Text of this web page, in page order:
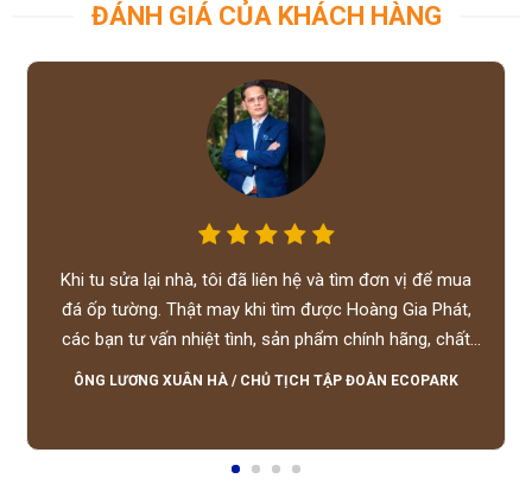
ĐÁNH GIÁ CỦA KHÁCH HÀNG
Khi tu sửa lại nhà, tôi đã liên hệ và tìm đơn vị để mua
đá ốp tường. Thật may khi tìm được Hoàng Gia Phát,
các bạn tư vấn nhiệt tình, sản phẩm chính hãng, chất
lượng tốt, giá hợp lý, hỗ trợ tận tình.
ÔNG LƯƠNG XUÂN HÀ / CHỦ TỊCH TẬP ĐOÀN ECOPARK